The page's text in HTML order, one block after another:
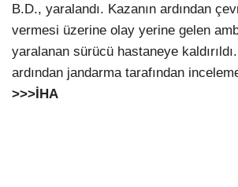
B.D., yaralandı. Kazanın ardından
vermesi üzerine olay yerine gelen
yaralanan sürücü hastaneye
ardından jandarma tarafından
>>>İHA